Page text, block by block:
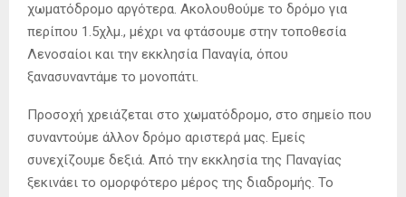
χωματόδρομο αργότερα. Ακολουθούμε το δρόμο για
περίπου 1.5χλμ., μέχρι να φτάσουμε στην τοποθεσία
Λενοσαίοι και την εκκλησία Παναγία, όπου
ξανασυναντάμε το μονοπάτι.
Προσοχή χρειάζεται στο χωματόδρομο, στο σημείο που
συναντούμε άλλον δρόμο αριστερά μας. Εμείς
συνεχίζουμε δεξιά. Από την εκκλησία της Παναγίας
ξεκινάει το ομορφότερο μέρος της διαδρομής. Το